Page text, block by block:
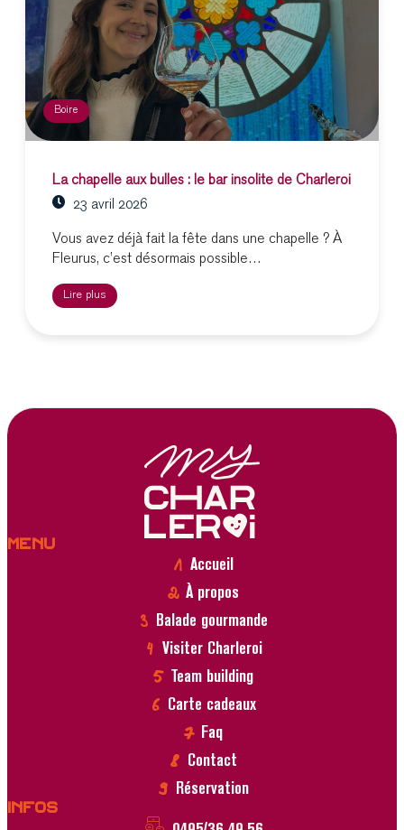
Boire
La chapelle aux bulles : le bar insolite de Charleroi
23 avril 2026
Vous avez déjà fait la fête dans une chapelle ? À
Fleurus, c’est désormais possible…
Lire plus
Menu
Accueil
À propos
Balade gourmande
Visiter Charleroi
Team building
Carte cadeaux
Faq
Contact
Réservation
Infos